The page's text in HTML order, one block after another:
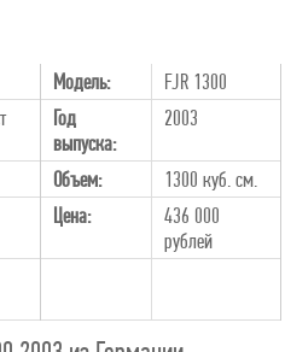
Модель:
FJR 1300
Год
выпуска:
2003
Объем:
1300 куб. см.
Цена:
436 000
рублей